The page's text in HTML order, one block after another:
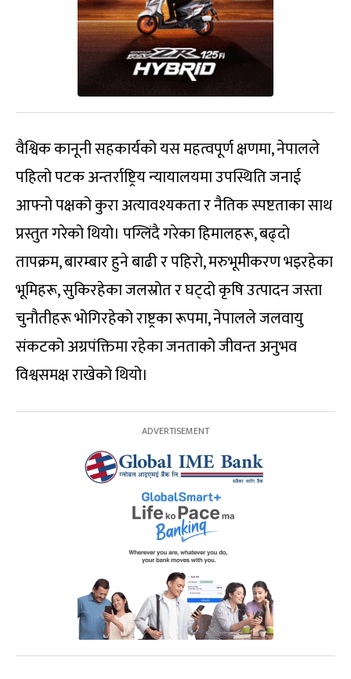
वैश्विक कानूनी सहकार्यको यस महत्वपूर्ण क्षणमा, नेपालले
पहिलो पटक अन्तर्राष्ट्रिय न्यायालयमा उपस्थिति जनाई
आफ्नो पक्षको कुरा अत्यावश्यकता र नैतिक स्पष्टताका साथ
प्रस्तुत गरेको थियो। पग्लिंदै गरेका हिमालहरू, बढ्दो
तापक्रम, बारम्बार हुने बाढी र पहिरो, मरुभूमीकरण भइरहेका
भूमिहरू, सुकिरहेका जलस्रोत र घट्दो कृषि उत्पादन जस्ता
चुनौतीहरू भोगिरहेको राष्ट्रका रूपमा, नेपालले जलवायु
संकटको अग्रपंक्तिमा रहेका जनताको जीवन्त अनुभव
विश्वसमक्ष राखेको थियो।